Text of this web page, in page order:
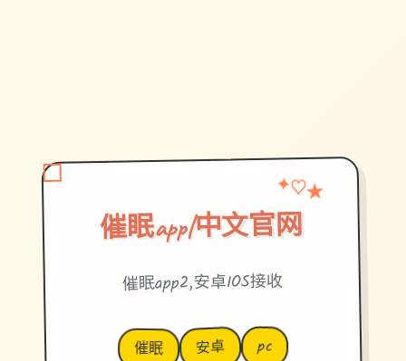
催眠app|中文官网
✦ ♡
★
催眠app2,安卓IOS接收
催眠 安卓 pc